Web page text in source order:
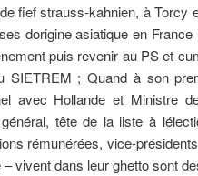
fief strauss-kahnien, à Torcy
dorigine asiatique en
puis revenir au PS et
SIETREM ; Quand à son
avec Hollande et Ministre
tête de la liste à
rémunérées, vice-
– vivent dans leur ghetto sont